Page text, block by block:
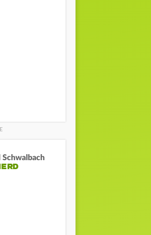
Schwalbach